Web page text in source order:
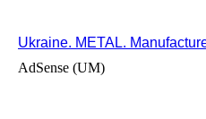
Ukraine. METAL.
AdSense (UM)